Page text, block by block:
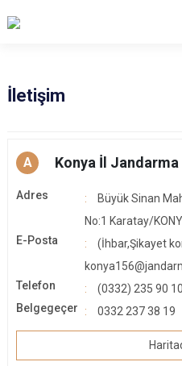
İletişim
A Konya İl Jandarma
Adres
Büyük Sinan
No:1 Karatay/
E-Posta
(İhbar,Şikayet
Telefon
(0332) 235 90 10
Belgegeçer
0332 237 38 19